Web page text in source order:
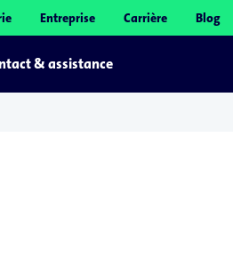
Entreprise Carrière Blog
& assistance